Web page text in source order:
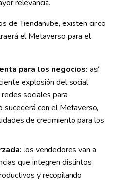
relevancia.
de Tiendanube, existen cinco
el Metaverso para el
para los negocios: así
explosión del social
sociales para
sucederá con el Metaverso,
de crecimiento para los
los vendedores van a
que integren distintos
y recopilando